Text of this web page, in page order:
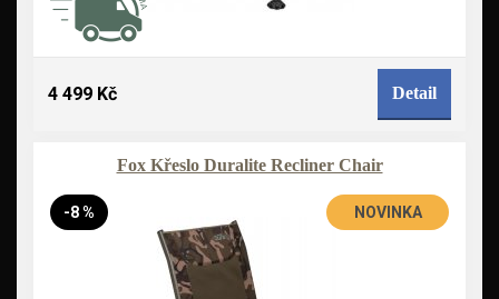
4 499 Kč Detail
Fox Křeslo Duralite Recliner Chair
-8 % NOVINKA